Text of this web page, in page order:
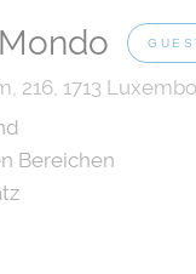
216, 1713
Bereichen